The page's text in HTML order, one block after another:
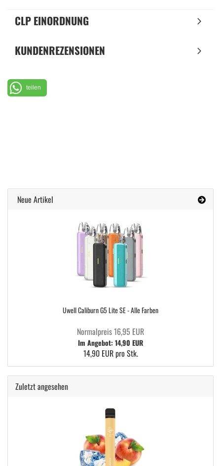
CLP EINORDNUNG
KUNDENREZENSIONEN
teilen
Neue Artikel
Uwell Caliburn G5 Lite SE - Alle Farben
Normalpreis 16,95 EUR
Im Angebot: 14,90 EUR
14,90 EUR pro Stk.
Zuletzt angesehen